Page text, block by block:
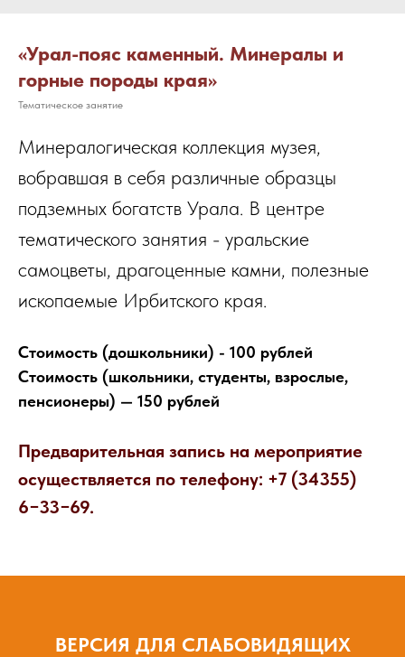
«Урал-пояс каменный. Минералы и
горные породы края»
Тематическое занятие
Минералогическая коллекция музея,
вобравшая в себя различные образцы
подземных богатств Урала. В центре
тематического занятия - уральские
самоцветы, драгоценные камни, полезные
ископаемые Ирбитского края.
Стоимость (дошкольники) - 100 рублей
Стоимость (школьники, студенты, взрослые,
пенсионеры) — 150 рублей
Предварительная запись на мероприятие
осуществляется по телефону: +7 (34355)
6−33−69.
ВЕРСИЯ ДЛЯ СЛАБОВИДЯЩИХ